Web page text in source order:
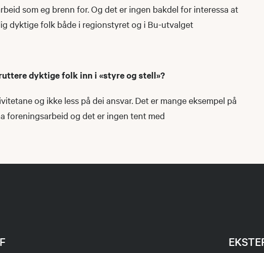
som eg brenn for. Og det er ingen bakdel for interessa at
dyktige folk både i regionstyret og i Bu-utvalget
dyktige folk inn i «styre og stell»?
og ikke less på dei ansvar. Det er mange eksempel på
foreningsarbeid og det er ingen tent med